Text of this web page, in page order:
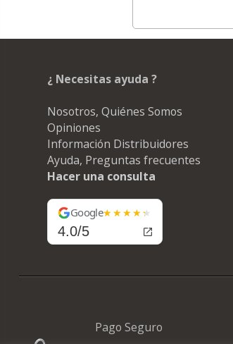
¿ Necesitas ayuda ?
Nosotros, Quiénes Somos
Opiniones
Información Distribuidores
Ayuda, Preguntas frecuentes
Hacer una consulta
Google
4.0/5
Pago Seguro